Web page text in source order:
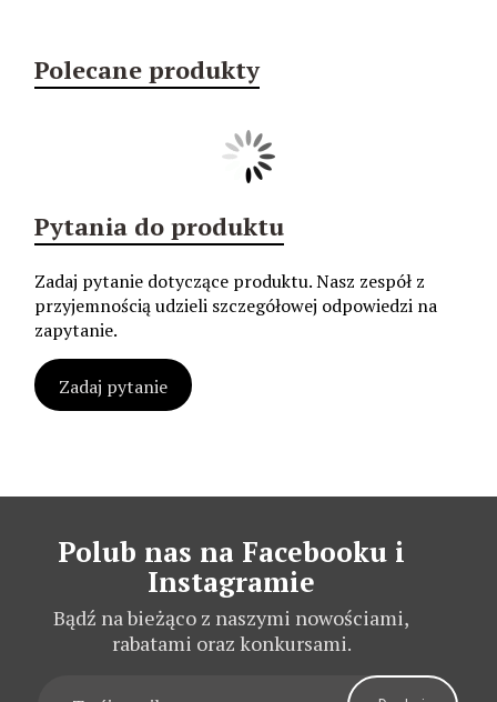
Polecane produkty
Pytania do produktu
Zadaj pytanie dotyczące produktu. Nasz zespół z
przyjemnością udzieli szczegółowej odpowiedzi na
zapytanie.
Zadaj pytanie
Polub nas na Facebooku i
Instagramie
Bądź na bieżąco z naszymi nowościami,
rabatami oraz konkursami.